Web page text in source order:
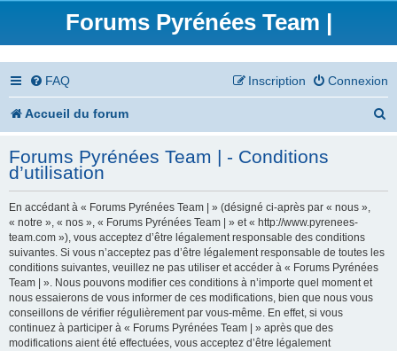
Forums Pyrénées Team |
FAQ Connexion
Inscription
Accueil du forum
h
Forums Pyrénées Team | - Conditions
d’utilisation
En accédant à « Forums Pyrénées Team | » (désigné ci-après par « nous »,
« notre », « nos », « Forums Pyrénées Team | » et « http://www.pyrenees-
team.com »), vous acceptez d’être légalement responsable des conditions
suivantes. Si vous n’acceptez pas d’être légalement responsable de toutes les
conditions suivantes, veuillez ne pas utiliser et accéder à « Forums Pyrénées
Team | ». Nous pouvons modifier ces conditions à n’importe quel moment et
nous essaierons de vous informer de ces modifications, bien que nous vous
conseillons de vérifier régulièrement par vous-même. En effet, si vous
continuez à participer à « Forums Pyrénées Team | » après que des
modifications aient été effectuées, vous acceptez d’être légalement